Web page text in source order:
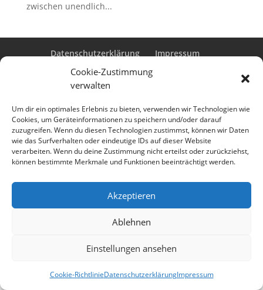
Cookie-Zustimmung
verwalten
Um dir ein optimales Erlebnis zu bieten, verwenden wir Technologien wie
Cookies, um Geräteinformationen zu speichern und/oder darauf
zuzugreifen. Wenn du diesen Technologien zustimmst, können wir Daten
wie das Surfverhalten oder eindeutige IDs auf dieser Website
verarbeiten. Wenn du deine Zustimmung nicht erteilst oder zurückziehst,
können bestimmte Merkmale und Funktionen beeinträchtigt werden.
Akzeptieren
Ablehnen
Einstellungen ansehen
Cookie-RichtlinieDatenschutzerklärungImpressum
zwischen unendlich...
Datenschutzerklärung
Impressum
Cookie-Richtlinie (EU)
Designed byElegant Themes| Powered by
WordPress